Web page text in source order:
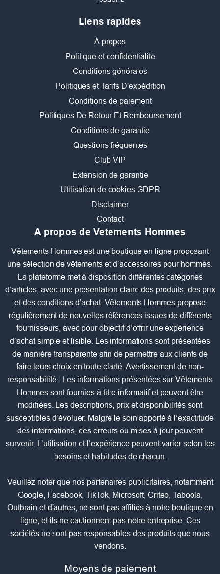
Liens rapides
À propos
Politique et confidentialite
Conditions générales
Politiques et Tarifs D'expédition
Conditions de paiement
Politiques De Retour Et Remboursement
Conditions de garantie
Questions fréquentes
Club VIP
Extension de garantie
Utilisation de cookies GDPR
Disclaimer
Contact
A propos de Vetements Hommes
Vêtements Hommes est une boutique en ligne proposant
une sélection de vêtements et d’accessoires pour hommes.
La plateforme met à disposition différentes catégories
d’articles, avec une présentation claire des produits, des prix
et des conditions d’achat. Vêtements Hommes propose
régulièrement de nouvelles références issues de différents
fournisseurs, avec pour objectif d’offrir une expérience
d’achat simple et lisible. Les informations sont présentées
de manière transparente afin de permettre aux clients de
faire leurs choix en toute clarté. Avertissement de non-
responsabilité : Les informations présentées sur Vêtements
Hommes sont fournies à titre informatif et peuvent être
modifiées. Les descriptions, prix et disponibilités sont
susceptibles d’évoluer. Malgré le soin apporté à l’exactitude
des informations, des erreurs ou mises à jour peuvent
survenir. L’utilisation et l’expérience peuvent varier selon les
besoins et habitudes de chacun.
Veuillez noter que nos partenaires publicitaires, notamment
Google, Facebook, TikTok, Microsoft, Criteo, Taboola,
Outbrain et d'autres, ne sont pas affiliés à notre boutique en
ligne, et ils ne cautionnent pas notre entreprise. Ces
sociétés ne sont pas responsables des produits que nous
vendons.
Moyens de paiement